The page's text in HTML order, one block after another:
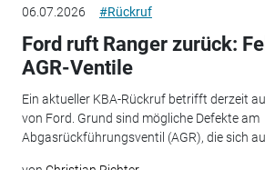
06.07.2026 #Rückruf
Ford ruft Ranger zurück:
AGR-Ventile
Ein aktueller KBA-Rückruf betrifft derzeit
von Ford. Grund sind mögliche Defekte am
Abgasrückführungsventil (AGR), die sich